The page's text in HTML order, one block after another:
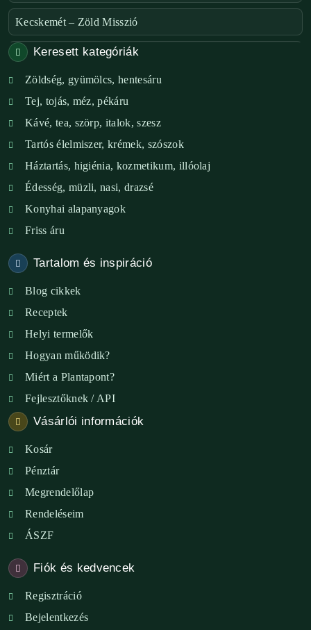
Kecskemét – Zöld Misszió
Székesfehérvár – Zöld Sarok
Verőce – Miegymás
XI. ker. – Lemérem
XIX. ker. – Boldog Föld
XVIII. ker. – Eni Mag-ház
XXIII. ker. – Panelpék
Keresett kategóriák
Zöldség, gyümölcs, hentesáru
Tej, tojás, méz, pékáru
Kávé, tea, szörp, italok, szesz
Tartós élelmiszer, krémek, szószok
Háztartás, higiénia, kozmetikum, illóolaj
Édesség, müzli, nasi, drazsé
Konyhai alapanyagok
Friss áru
Tartalom és inspiráció
Blog cikkek
Receptek
Helyi termelők
Hogyan működik?
Miért a Plantapont?
Fejlesztőknek / API
Vásárlói információk
Kosár
Pénztár
Megrendelőlap
Rendeléseim
ÁSZF
Fiók és kedvencek
Regisztráció
Bejelentkezés